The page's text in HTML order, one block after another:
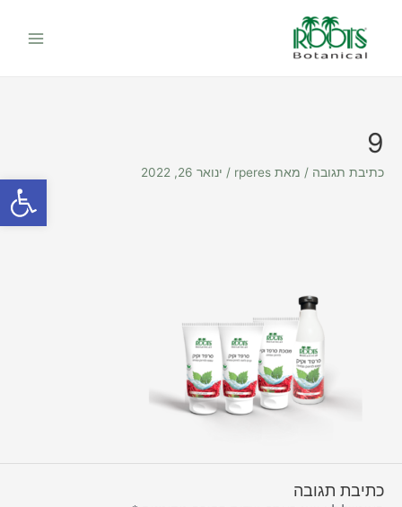
פתח
Menu
9
כתיבת תגובה / מאת rperes
/ ינואר 26, 2022
כתיבת תגובה